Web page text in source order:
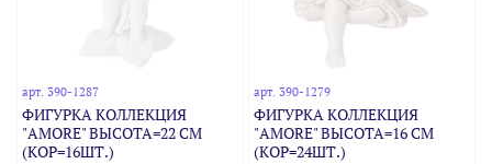
арт.390-1287
ФИГУРКА КОЛЛЕКЦИЯ
"AMORE" ВЫСОТА=22 СМ
(КОР=16ШТ.)
арт. 390-1279
ФИГУРКА КОЛЛЕКЦИЯ
"AMORE" ВЫСОТА=16 СМ
(КОР=24ШТ.)